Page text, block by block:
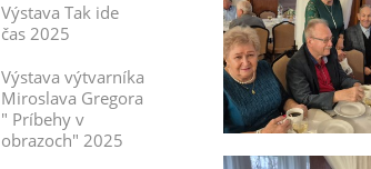
Výstava Tak ide
čas 2025
Výstava výtvarníka
Miroslava Gregora
" Príbehy v
obrazoch" 2025